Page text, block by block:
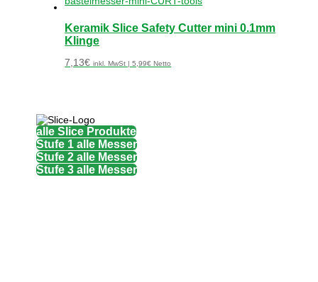
Keramik Slice Safety Cutter mini 0.1mm
Klinge
7,13€ inkl. MwSt |5,99€ Netto
alle Slice Produkte
Stufe 1 alle Messer
Stufe 2 alle Messer
Stufe 3 alle Messer